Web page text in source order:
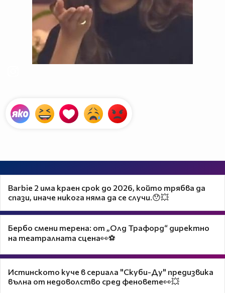
Barbie 2 има краен срок до 2026, който трябва да
спази, иначе никога няма да се случи.😯💥
Бербо смени терена: от „Олд Трафорд“ директно
на театралната сцена👀⚽
Истинското куче в сериала "Скуби-Ду" предизвика
вълна от недоволство сред феновете👀💥